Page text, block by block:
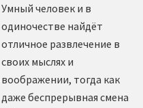
Умный человек и в
одиночестве найдёт
отличное развлечение в
своих мыслях и
воображении, тогда как
даже беспрерывная смена